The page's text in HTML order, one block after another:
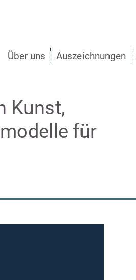
Über uns Auszeichnungen
Kunst,
für